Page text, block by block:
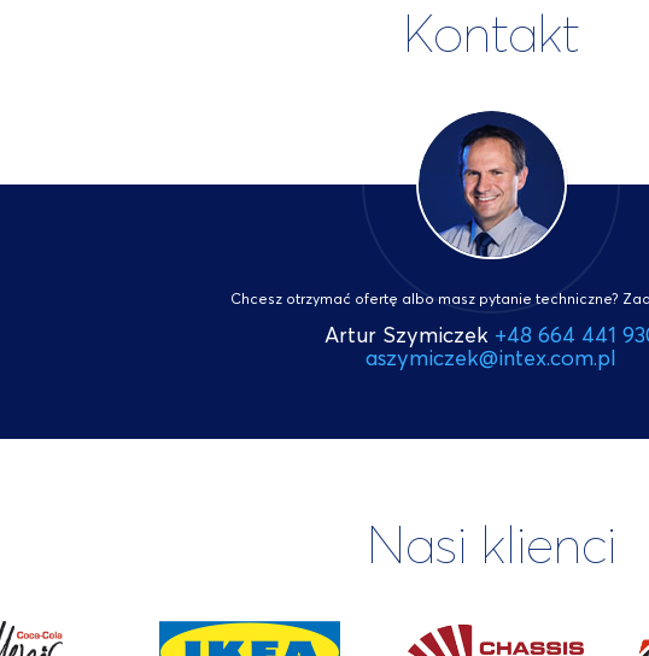
Kontakt
Chcesz otrzymać ofertę albo masz pytanie techniczne?
Artur Szymiczek +48 664 441
aszymiczek@intex.com.pl
Nasi klienci